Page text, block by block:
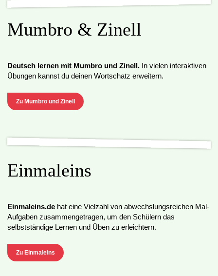
Mumbro & Zinell
Deutsch lernen mit Mumbro und Zinell. In vielen interaktiven
Übungen kannst du deinen Wortschatz erweitern.
Zu Mumbro und Zinell
Einmaleins
Einmaleins.de hat eine Vielzahl von abwechslungsreichen Mal-
Aufgaben zusammengetragen, um den Schülern das
selbstständige Lernen und Üben zu erleichtern.
Zu Einmaleins